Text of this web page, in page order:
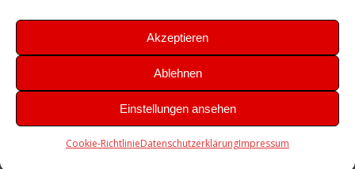
Akzeptieren
Ablehnen
Einstellungen ansehen
Cookie-RichtlinieDatenschutzerklärungImpressum
Theme